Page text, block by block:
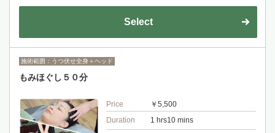
Select
施術範囲：うつ伏せ全身＋ヘッド
もみほぐし５０分
Price
￥5,500
Duration
1 hrs10 mins